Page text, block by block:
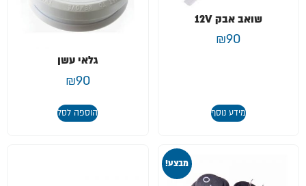
שואב אבק 12V
₪90
מידע נוסף
גלאי עשן
₪90
הוספה לסל
מבצע!